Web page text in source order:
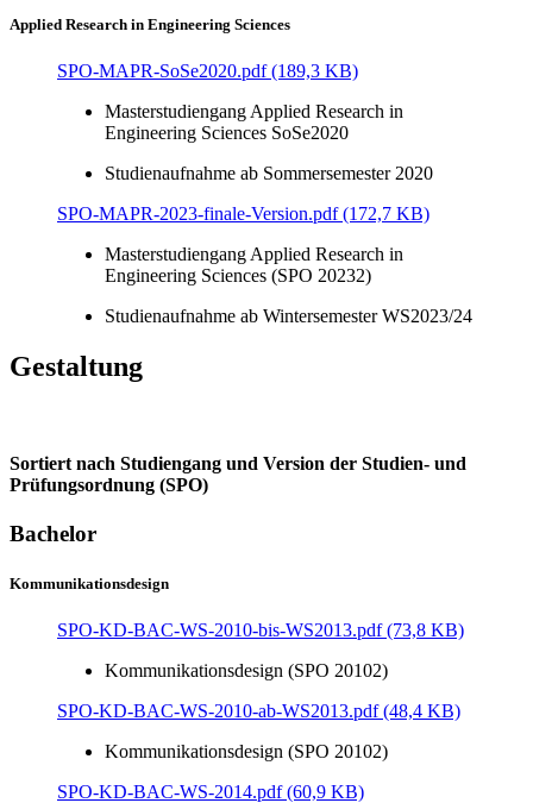
Applied Research in Engineering Sciences
SPO-MAPR-SoSe2020.pdf (189,3 KB)
Masterstudiengang Applied Research in
Engineering Sciences SoSe2020
Studienaufnahme ab Sommersemester 2020
SPO-MAPR-2023-finale-Version.pdf (172,7 KB)
Masterstudiengang Applied Research in
Engineering Sciences (SPO 20232)
Studienaufnahme ab Wintersemester WS2023/24
Gestaltung
Sortiert nach Studiengang und Version der Studien- und
Prüfungsordnung (SPO)
Bachelor
Kommunikationsdesign
SPO-KD-BAC-WS-2010-bis-WS2013.pdf (73,8 KB)
Kommunikationsdesign (SPO 20102)
SPO-KD-BAC-WS-2010-ab-WS2013.pdf (48,4 KB)
Kommunikationsdesign (SPO 20102)
SPO-KD-BAC-WS-2014.pdf (60,9 KB)